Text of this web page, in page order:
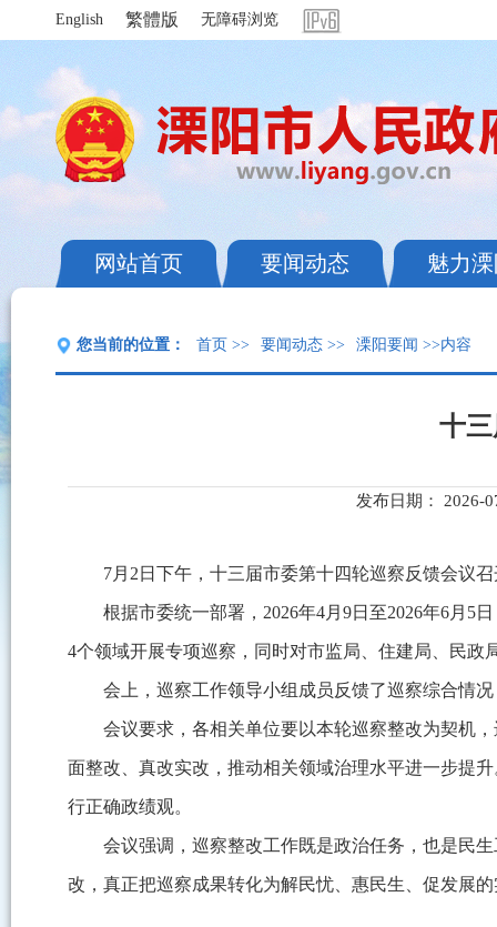
English 繁體版 无障碍浏览
网站首页 要闻动态 魅力
您当前的位置： 首页 >> 要闻动态 >> 溧阳要闻 >>内容
十
发布日期： 2026-
7月2日下午，十三届市委第十四轮巡察反馈会议
根据市委统一部署，2026年4月9日至2026年6月5
4个领域开展专项巡察，同时对市监局、住建局、民政
会上，巡察工作领导小组成员反馈了巡察综合情
会议要求，各相关单位要以本轮巡察整改为契机
面整改、真改实改，推动相关领域治理水平进一步提
行正确政绩观。
会议强调，巡察整改工作既是政治任务，也是民
改，真正把巡察成果转化为解民忧、惠民生、促发展